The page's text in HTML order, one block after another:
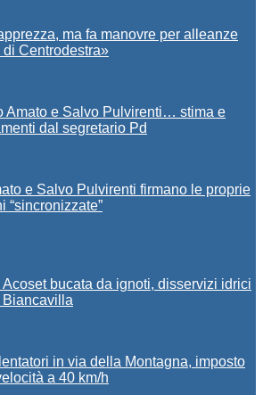
ma fa manovre per alleanze
di Centrodestra»
Amato e Salvo Pulvirenti… stima e
dal segretario Pd
e Salvo Pulvirenti firmano le proprie
“sincronizzate”
bucata da ignoti, disservizi idrici
Biancavilla
in via della Montagna, imposto
a 40 km/h